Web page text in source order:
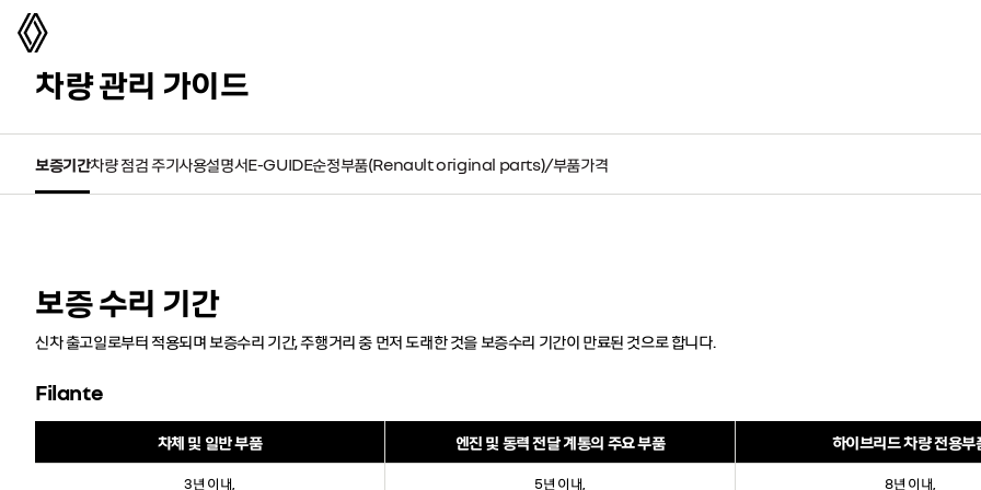
르노코리아
차량 관리 가이드
보증기간차량 점검 주기사용설명서E-GUIDE순정부품(Renault original parts)/부품가격
보증 수리 기간
신차 출고일로부터 적용되며 보증수리 기간, 주행거리 중 먼저 도래한 것을 보증수리 기간이 만료된 것으로 합니다.
Filante
차체 및 일반 부품 엔진 및 동력 전달 계통의 주요 부품 하이브리드 차량 전용부
3년 이내,
5년 이내,
8년 이내,